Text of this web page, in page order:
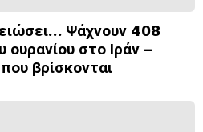
Ψάχνουν 408
ουρανίου στο Ιράν –
βρίσκονται